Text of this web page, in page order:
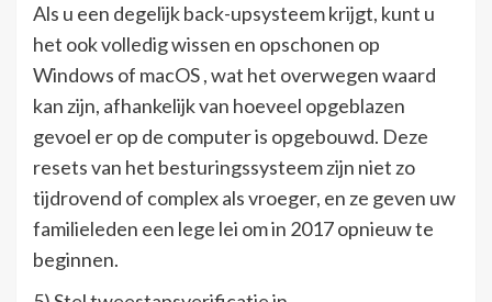
Als u een degelijk back-upsysteem krijgt, kunt u
het ook volledig wissen en opschonen op
Windows of macOS , wat het overwegen waard
kan zijn, afhankelijk van hoeveel opgeblazen
gevoel er op de computer is opgebouwd. Deze
resets van het besturingssysteem zijn niet zo
tijdrovend of complex als vroeger, en ze geven uw
familieleden een lege lei om in 2017 opnieuw te
beginnen.